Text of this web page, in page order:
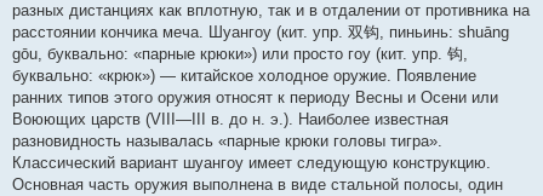
разных дистанциях как вплотную, так и в отдалении от противника на
расстоянии кончика меча. Шуангоу (кит. упр. 双钩, пиньинь: shuāng
gōu, буквально: «парные крюки») или просто гоу (кит. упр. 钩,
буквально: «крюк») — китайское холодное оружие. Появление
ранних типов этого оружия относят к периоду Весны и Осени или
Воюющих царств (VIII—III в. до н. э.). Наиболее известная
разновидность называлась «парные крюки головы тигра».
Классический вариант шуангоу имеет следующую конструкцию.
Основная часть оружия выполнена в виде стальной полосы, один